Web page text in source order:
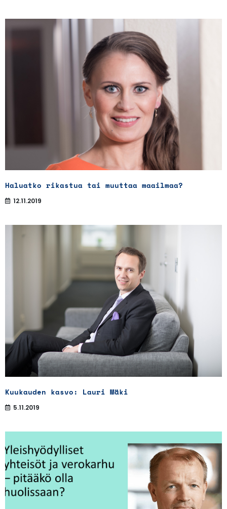
Haluatko rikastua tai muuttaa maailmaa?
12.11.2019
Kuukauden kasvo: Lauri Mäki
5.11.2019